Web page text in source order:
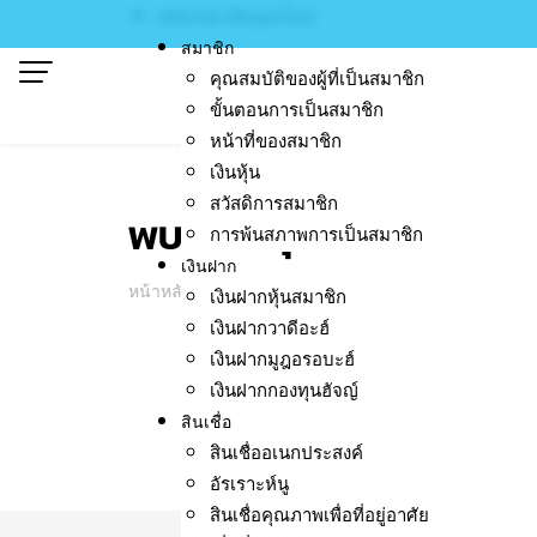
to
content
สมาชิก
คุณสมบัติของผู้ที่เป็นสมาชิก
ขั้นตอนการเป็นสมาชิก
หน้าที่ของสมาชิก
เงินหุ้น
สวัสดิการสมาชิก
การพ้นสภาพการเป็นสมาชิก
เงินฝาก
เงินฝากหุ้นสมาชิก
เงินฝากวาดีอะฮ์
เงินฝากมูฎอรอบะฮ์
เงินฝากกองทุนฮัจญ์
สินเชื่อ
สินเชื่ออเนกประสงค์
อัรเราะห์นู
สินเชื่อคุณภาพเพื่อที่อยู่อาศัย
พบปะนักธุรกิจเพื่อสร้าง
หน้าหลัก/ พบปะนักธุรกิจเพื่อสร้างเครือข่ายและโอกาสท
เพื่อสร้างเครือข่ายแ